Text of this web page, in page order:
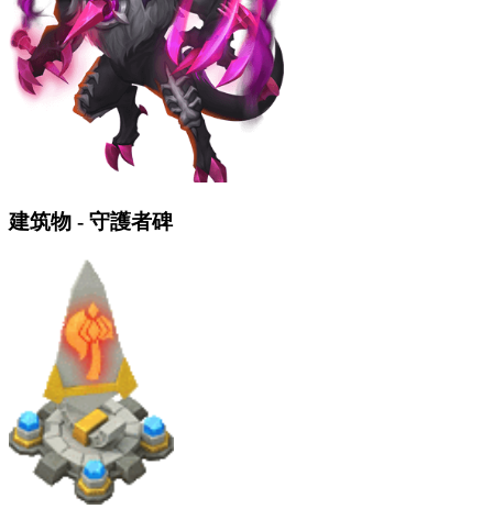
建筑物 - 守護者碑